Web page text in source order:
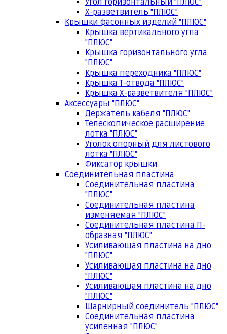
Угол горизонтальный "ПЛЮС"
Х-разветвитель "ПЛЮС"
Крышки фасонных изделий "ПЛЮС"
Крышка вертикального угла
"ПЛЮС"
Крышка горизонтального угла
"ПЛЮС"
Крышка переходника "ПЛЮС"
Крышка Т-отвода "ПЛЮС"
Крышка Х-разветвителя "ПЛЮС"
Аксессуары "ПЛЮС"
Держатель кабеля "ПЛЮС"
Телескопическое расширение
лотка "ПЛЮС"
Уголок опорный для листового
лотка "ПЛЮС"
Фиксатор крышки
Соединительная пластина
Соединительная пластина
"ПЛЮС"
Соединительная пластина
изменяемая "ПЛЮС"
Соединительная пластина П-
образная "ПЛЮС"
Усиливающая пластина на дно
"ПЛЮС"
Усиливающая пластина на дно
"ПЛЮС"
Усиливающая пластина на дно
"ПЛЮС"
Шарнирный соединитель "ПЛЮС"
Соединительная пластина
усиленная "ПЛЮС"